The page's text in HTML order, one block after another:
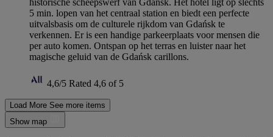
historische scheepswerf van Gdańsk. Het hotel ligt op slechts
5 min. lopen van het centraal station en biedt een perfecte
uitvalsbasis om de culturele rijkdom van Gdańsk te
verkennen. Er is een handige parkeerplaats voor mensen die
per auto komen. Ontspan op het terras en luister naar het
magische geluid van de Gdańsk carillons.
4,6/5 Rated 4,6 of 5
Load More See more items
Show map